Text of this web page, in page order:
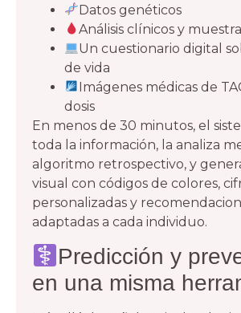
Datos genéticos
Análisis clínicos y
Un cuestionario digital
de vida
Imágenes médicas de
dosis
En menos de 30 minutos, el
toda la información, la analiza
algoritmo retrospectivo, y
visual con códigos de colores,
personalizadas y
adaptadas a cada individuo.
Predicción y
en una misma